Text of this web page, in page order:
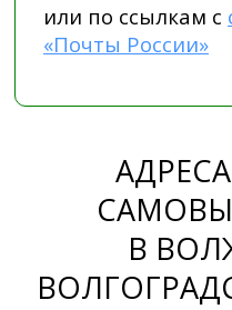
или по ссылкам с
«Почты России»
В